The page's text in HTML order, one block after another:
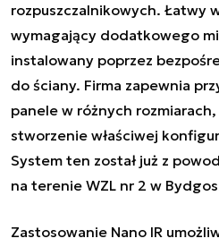
rozpuszczalnikowych. Łatwy
wymagający dodatkowego
instalowany poprzez
do ściany. Firma zapewnia
panele w różnych
stworzenie właściwej
System ten został już z
na terenie WZL nr 2 w
Zastosowanie Nano IR